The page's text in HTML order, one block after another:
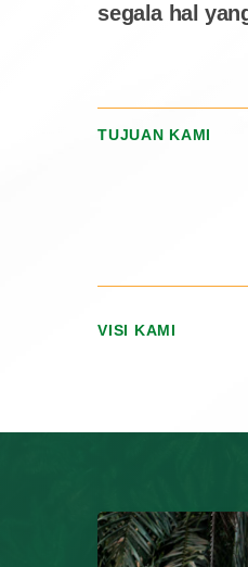
segala hal
TUJUAN KAMI
VISI KAMI